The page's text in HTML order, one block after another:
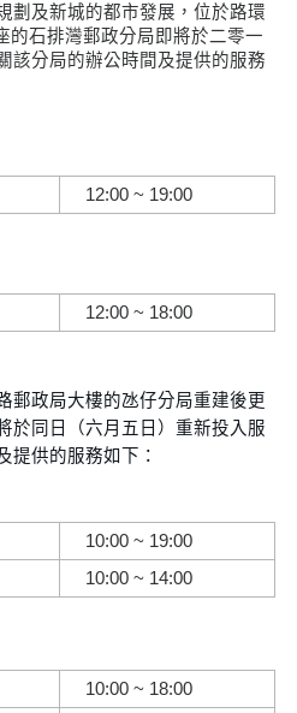
劃及新城的都市發展，位於路環
的石排灣郵政分局即將於二零一
該分局的辦公時間及提供的服務
12:00 ~ 19:00
12:00 ~ 18:00
郵政局大樓的氹仔分局重建後更
於同日（六月五日）重新投入服
提供的服務如下：
10:00 ~ 19:00
10:00 ~ 14:00
10:00 ~ 18:00